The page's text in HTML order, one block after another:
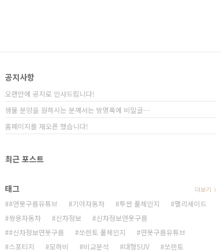
닐까요? # 영상으로 보시면 보다 세부적인 정보를 얻을
는 분야죠! 랜드로보 이보크와 디펜더를 닮은 것 같..
공지사항
오랜만에 공지로 인사드립니다!
생물 분양을 원하시는 분께서는 방명록에 비밀글⋯
홈페이지를 재오픈 했습니다!
최근 포스트
태그
#연못구름유튜브 기아자동차 투싼 풀체인지
팰리세이드
쌍용자동차
신차정보
신차정보연못구름
#신차정보연못구름
쏘렌토 풀체인지
연못구름유튜브
스포티지
모하비 비교분석 대형SUV
쏘렌토
더보기